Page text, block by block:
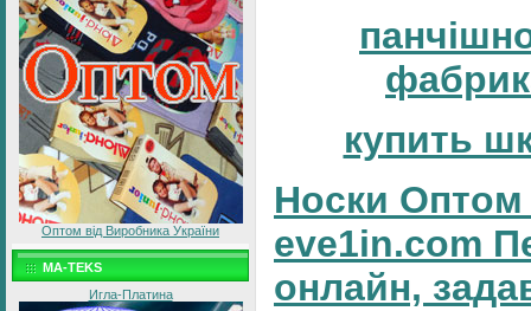
Оптом від Виробника України
MA-TEKS
Игла-Платина
купить
Носки Оптом
eve1in.com
онлайн,